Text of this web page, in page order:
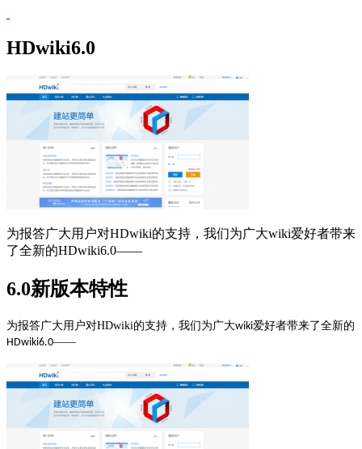
HDwiki6.0
为报答广大用户对HDwiki的支持，我们为广大wiki爱好者带来
了全新的HDwiki6.0——
6.0新版本特性
为报答广大用户对HDwiki的支持，我们为广大wiki爱好者带来了全新的
HDwiki6.0——